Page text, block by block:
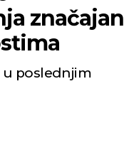
značajan
u poslednjim